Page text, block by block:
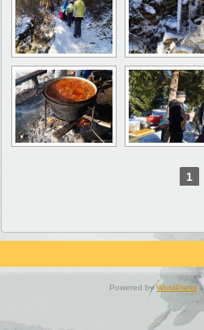
1
Powered byWordPress